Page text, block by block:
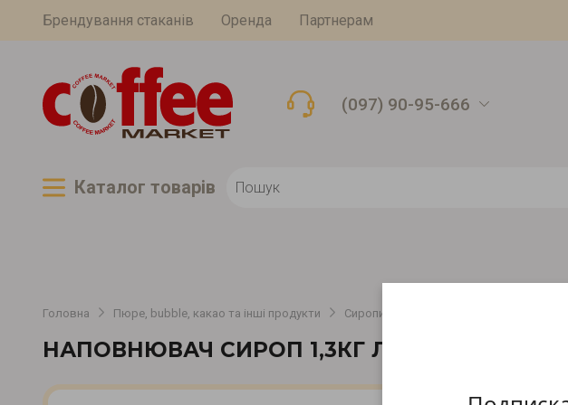
Брендування стаканів Оренда Партнерам
(097) 90-95-666
Каталог товарiв
Головна Пюре, bubble, какао та інші продукти Сиропи, топінги та джеми
НАПОВНЮВАЧ СИРОП 1,3КГ ЛИМОНАД